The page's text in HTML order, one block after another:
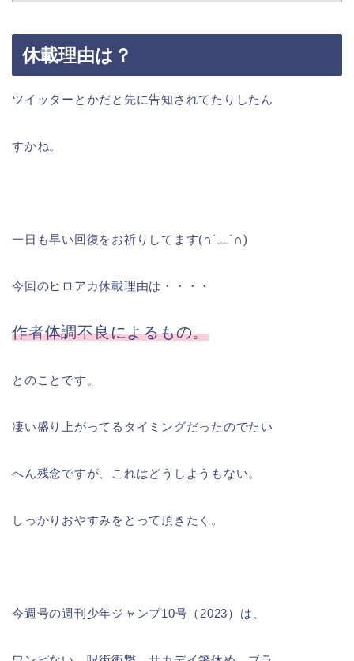
休載理由は？
ツイッターとかだと先に告知されてたりしたん
すかね。
一日も早い回復をお祈りしてます(∩´﹏`∩)
今回のヒロアカ休載理由は・・・・
作者体調不良によるもの。
とのことです。
凄い盛り上がってるタイミングだったのでたい
へん残念ですが、これはどうしようもない。
しっかりおやすみをとって頂きたく。
今週号の週刊少年ジャンプ10号（2023）は、